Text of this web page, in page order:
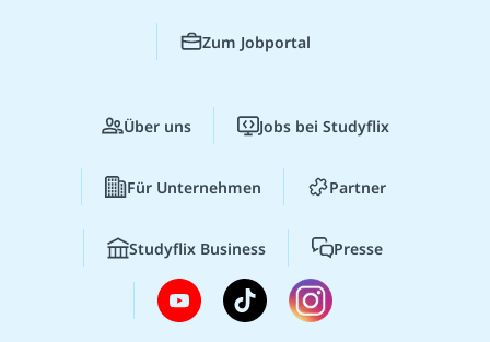
Zum Jobportal
Über uns Jobs bei Studyflix
Für Unternehmen Partner
Studyflix Business Presse